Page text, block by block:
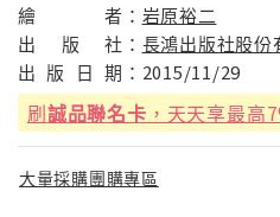
繪
者： 岩原裕二
出
版 社： 長鴻出版社股份
出 版 日 期： 2015/11/29
刷誠品聯名卡 ，天天享最高
大量採購團購專區